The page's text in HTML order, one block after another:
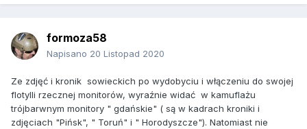
formoza58
Napisano 20 Listopad 2020
Ze zdjęć i kronik sowieckich po wydobyciu i włączeniu do swojej
flotylli rzecznej monitorów, wyraźnie widać w kamuflażu
trójbarwnym monitory " gdańskie" ( są w kadrach kroniki i
zdjęciach "Pińsk", " Toruń" i " Horodyszcze"). Natomiast nie